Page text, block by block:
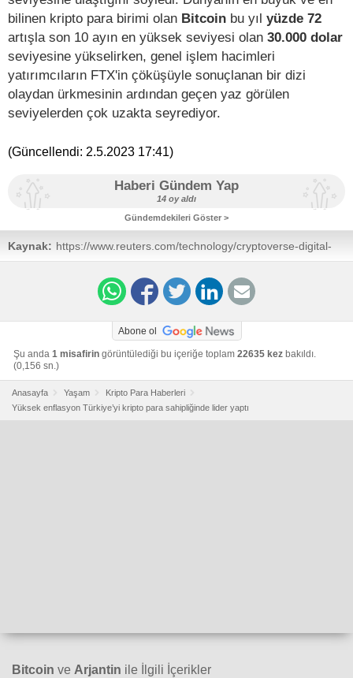
bilinen kripto para birimi olan Bitcoin bu yıl yüzde 72
artışla son 10 ayın en yüksek seviyesi olan 30.000 dolar
seviyesine yükselirken, genel işlem hacimleri
yatırımcıların FTX'in çöküşüyle sonuçlanan bir dizi
olaydan ürkmesinin ardından geçen yaz görülen
seviyelerden çok uzakta seyrediyor.
(Güncellendi: 2.5.2023 17:41)
Haberi Gündem Yap
14 oy aldı
Gündemdekileri Göster >
Kaynak: https://www.reuters.com/technology/cryptoverse-digital-
coins-lure-inflation-weary-argentines-turks-2023-05-02/
Abone ol
Şu anda 1 misafirin görüntülediği bu içeriğe toplam 22635 kez bakıldı.
(0,156 sn.)
Anasayfa Yaşam
Kripto Para Haberleri
Yüksek enflasyon Türkiye’yi kripto para sahipliğinde lider yaptı
Bitcoin ve Arjantin ile İlgili İçerikler